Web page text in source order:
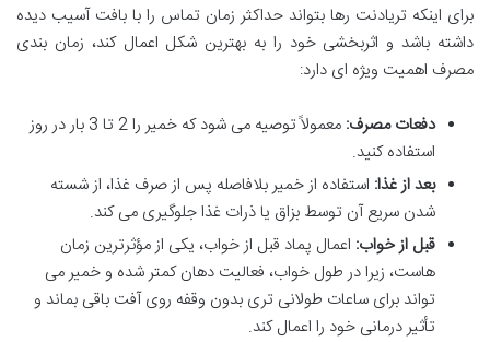
برای اینکه تریادنت رها بتواند حداکثر زمان تماس را با بافت آسیب دیده
داشته باشد و اثربخشی خود را به بهترین شکل اعمال کند، زمان بندی
مصرف اهمیت ویژه ای دارد:
دفعات مصرف:
معمولاً توصیه می شود که خمیر را 2 تا 3 بار در روز
استفاده کنید.
بعد از غذا: استفاده از خمیر بلافاصله پس از صرف غذا، از شسته
شدن سریع آن توسط بزاق یا ذرات غذا جلوگیری می کند.
قبل از خواب: اعمال پماد قبل از خواب، یکی از مؤثرترین زمان
هاست، زیرا در طول خواب، فعالیت دهان کمتر شده و خمیر می
تواند برای ساعات طولانی تری بدون وقفه روی آفت باقی بماند و
تأثیر درمانی خود را اعمال کند.